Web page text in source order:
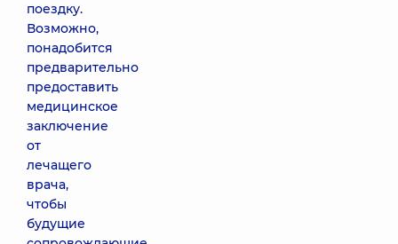
поездку.
Возможно,
понадобится
предварительно
предоставить
медицинское
заключение
от
лечащего
врача,
чтобы
будущие